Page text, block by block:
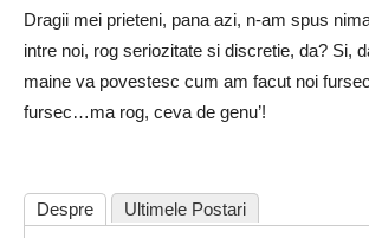
Dragii mei prieteni, pana azi, n-am spus
intre noi, rog seriozitate si discretie, da? Si,
maine va povestesc cum am facut noi
fursec…ma rog, ceva de genu’!
Despre Ultimele Postari